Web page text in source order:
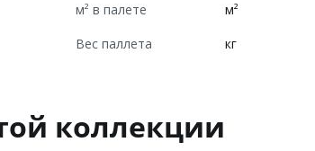
м² в палете
м²
Вес паллета
кг
коллекции